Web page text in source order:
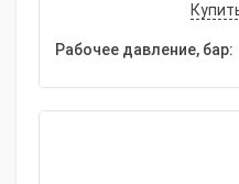
Рабочее давление, бар: